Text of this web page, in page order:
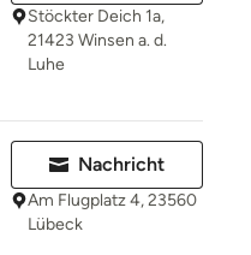
Stöckter Deich 1a,
21423 Winsen a. d.
Luhe
Nachricht
Am Flugplatz 4, 23560
Lübeck